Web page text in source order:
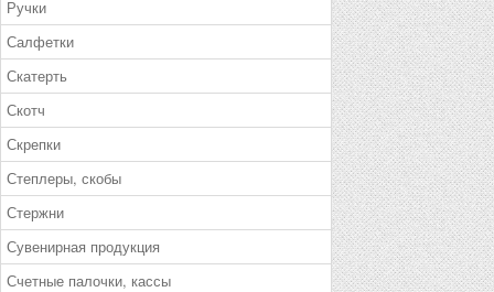
Ручки
Салфетки
Скатерть
Скотч
Скрепки
Степлеры, скобы
Стержни
Сувенирная продукция
Счетные палочки, кассы